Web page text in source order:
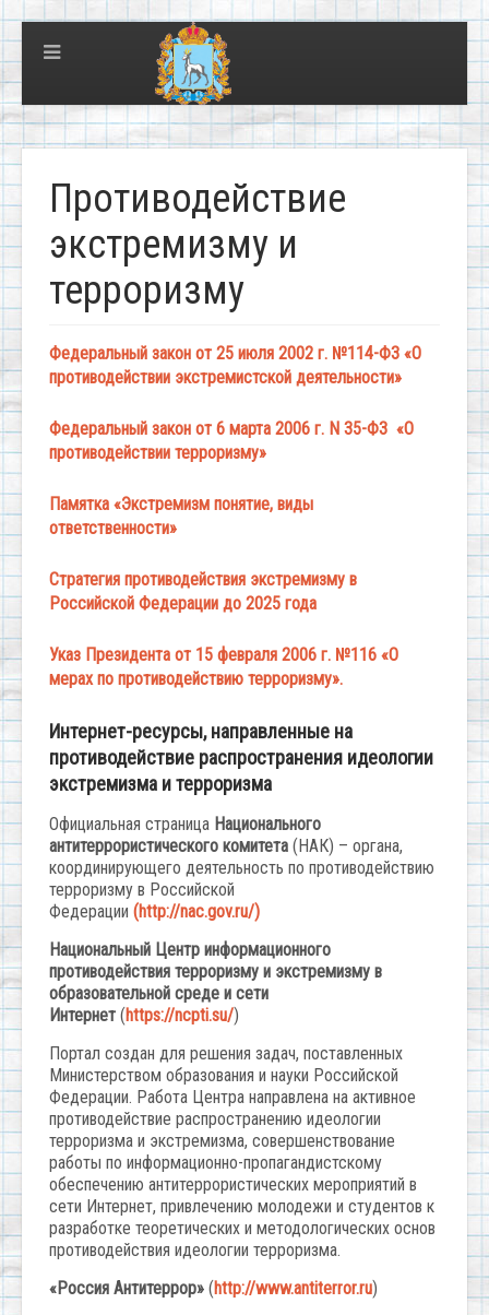
Противодействие
экстремизму и
терроризму
Федеральный закон от 25 июля 2002 г. №114-ФЗ «О
противодействии экстремистской деятельности»
Федеральный закон от 6 марта 2006 г. N 35-ФЗ «О
противодействии терроризму»
Памятка «Экстремизм понятие, виды
ответственности»
Стратегия противодействия экстремизму в
Российской Федерации до 2025 года
Указ Президента от 15 февраля 2006 г. №116 «О
мерах по противодействию терроризму».
Интернет-ресурсы,направленные на
противодействие распространения идеологии
экстремизма и терроризма
Официальная страница Национального
антитеррористического комитета (НАК) – органа,
координирующего деятельность по противодействию
терроризму в Российской
Федерации (http://nac.gov.ru/)
Национальный Центр информационного
противодействия терроризму и экстремизму в
образовательной среде и сети
Интернет (https://ncpti.su/)
Портал создан для решения задач, поставленных
Министерством образования и науки Российской
Федерации. Работа Центра направлена на активное
противодействие распространению идеологии
терроризма и экстремизма, совершенствование
работы по информационно-пропагандистскому
обеспечению антитеррористических мероприятий в
сети Интернет, привлечению молодежи и студентов к
разработке теоретических и методологических основ
противодействия идеологии терроризма.
«Россия Антитеррор» (http://www.antiterror.ru)